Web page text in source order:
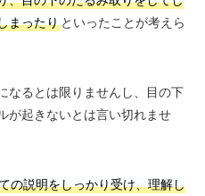
まったりといったことが考えら
なるとは限りませんし、目の下
が起きないとは言い切れませ
の説明をしっかり受け、理解し